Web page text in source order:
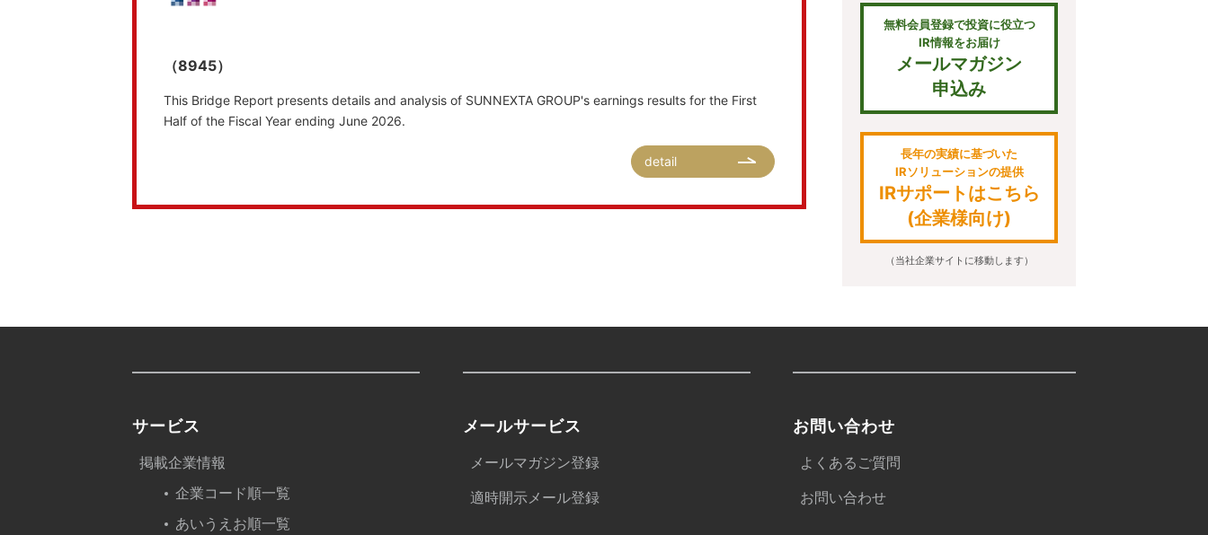
（8945）
This Bridge Report presents details and analysis of SUNNEXTA GROUP's earnings results for the First
Half of the Fiscal Year ending June 2026.
detail
無料会員登録で投資に役立つ
IR情報をお届け
メールマガジン
申込み
長年の実績に基づいた
IRソリューションの提供
IRサポートはこちら
(企業様向け)
（当社企業サイトに移動します）
サービス
掲載企業情報
企業コード順一覧
あいうえお順一覧
メールサービス
メールマガジン登録
適時開示メール登録
お問い合わせ
よくあるご質問
お問い合わせ